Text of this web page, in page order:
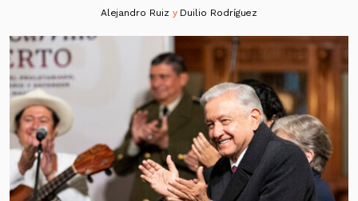
Alejandro Ruiz y Duilio Rodríguez